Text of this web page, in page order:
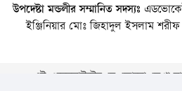
উপদেষ্টা মন্ডলীর সম্মানিত সদস্যঃ
ইঞ্জিনিয়ার মোঃ জিহাদুল ইসলাম
এই ওয়েবসাইটের যে কোনো লেখা বা